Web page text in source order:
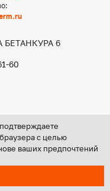
6
60
ГРУПП НН»
с целью
ваших предпочтений